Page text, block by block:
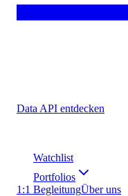
Data API entdecken
Watchlist
Portfolios
1:1 BegleitungÜber uns